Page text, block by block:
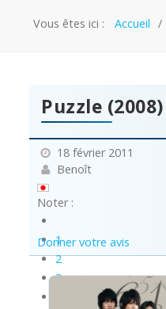
Vous êtes ici : Accueil
Puzzle (2008)
18 février 2011
Benoît
Noter :
1
2
3
Donner votre avis